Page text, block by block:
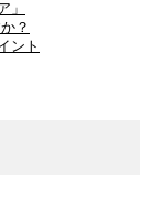
」
？
ント